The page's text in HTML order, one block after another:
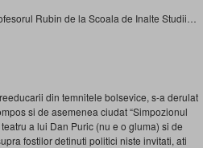
Rubin de la Scoala de Inalte Studii…
din temnitele bolsevice, s-a derulat
si de asemenea ciudat “Simpozionul
a lui Dan Puric (nu e o gluma) si de
fostilor detinuti politici niste invitati, ati